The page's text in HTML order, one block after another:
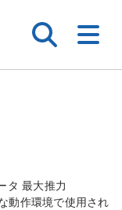
タ 最大推力
動作環境で使用され